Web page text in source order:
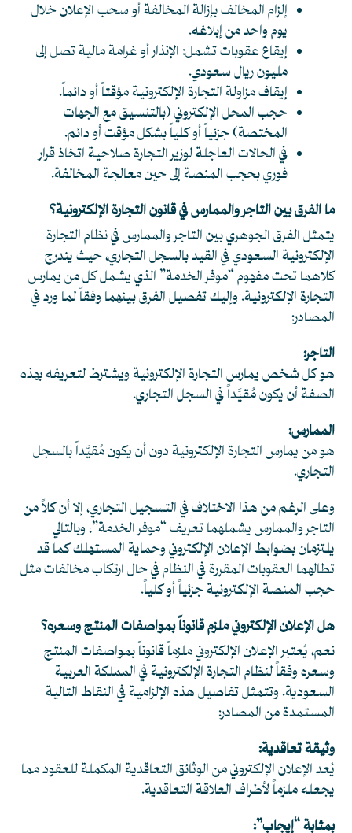
إلزام المخالف بإزالة المخالفة أو سحب الإعلان خلال
يوم واحد من إبلاغه.
إيقاع عقوبات تشمل: الإنذار أو غرامة مالية تصل إلى
مليون ريال سعودي.
إيقاف مزاولة التجارة الإلكترونية مؤقتاً أو دائماً.
حجب المحل الإلكتروني (بالتنسيق مع الجهات
المختصة) جزئياً أو كلياً بشكل مؤقت أو دائم.
في الحالات العاجلة لوزير التجارة صلاحية اتخاذ قرار
فوري بحجب المنصة إلى حين معالجة المخالفة.
ما الفرق بين التاجر والممارس في قانون التجارة الإلكترونية؟
يتمثل الفرق الجوهري بين التاجر والممارس في نظام التجارة
الإلكترونية السعودي في القيد بالسجل التجاري، حيث يندرج
كلاهما تحت مفهوم “موفر الخدمة” الذي يشمل كل من يمارس
التجارة الإلكترونية. وإليك تفصيل الفرق بينهما وفقاً لما ورد في
المصادر:
التاجر:
هو كل شخص يمارس التجارة الإلكترونية ويشترط لتعريفه بهذه
الصفة أن يكون مُقيَّداً في السجل التجاري.
الممارس:
هو من يمارس التجارة الإلكترونية دون أن يكون مُقيَّداً بالسجل
التجاري.
وعلى الرغم من هذا الاختلاف في التسجيل التجاري، إلا أن كلاً من
التاجر والممارس يشملهما تعريف “موفر الخدمة”، وبالتالي
يلتزمان بضوابط الإعلان الإلكتروني وحماية المستهلك كما قد
تطالهما العقوبات المقررة في النظام في حال ارتكاب مخالفات مثل
حجب المنصة الإلكترونية جزئياً أو كلياً.
هل الإعلان الإلكتروني ملزم قانوناً بمواصفات المنتج وسعره؟
نعم، يُعتبر الإعلان الإلكتروني ملزماً قانوناً بمواصفات المنتج
وسعره وفقاً لنظام التجارة الإلكترونية في المملكة العربية
السعودية. وتتمثل تفاصيل هذه الإلزامية في النقاط التالية
المستمدة من المصادر:
وثيقة تعاقدية:
يُعد الإعلان الإلكتروني من الوثائق التعاقدية المكملة للعقود مما
يجعله ملزماً لأطراف العلاقة التعاقدية.
بمثابة “إيجاب”: